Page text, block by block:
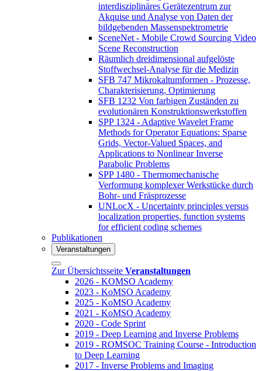
interdisziplinäres Gerätezentrum zur
Akquise und Analyse von Daten der
bildgebenden Massenspektrometrie
SceneNet - Mobile Crowd Sourcing Video
Scene Reconstruction
Räumlich dreidimensional aufgelöste
Stoffwechsel-Analyse für die Medizin
SFB 747 Mikrokaltumformen - Prozesse,
Charakterisierung, Optimierung
SFB 1232 Von farbigen Zuständen zu
evolutionären Konstruktionswerkstoffen
SPP 1324 - Adaptive Wavelet Frame
Methods for Operator Equations: Sparse
Grids, Vector-Valued Spaces, and
Applications to Nonlinear Inverse
Parabolic Problems
SPP 1480 - Thermomechanische
Verformung komplexer Werkstücke durch
Bohr- und Fräsprozesse
UNLocX - Uncertainty principles versus
localization properties, function systems
for efficient coding schemes
Publikationen
Veranstaltungen
Zur Übersichtsseite Veranstaltungen
2026 - KOMSO Academy
2023 - KoMSO Academy
2025 - KoMSO Academy
2021 - KoMSO Academy
2020 - Code Sprint
2019 - Deep Learning and Inverse Problems
2019 - ROMSOC Training Course - Introduction
to Deep Learning
2017 - Inverse Problems and Imaging